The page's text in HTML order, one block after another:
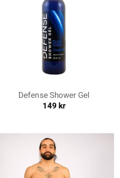
Defense Shower Gel
149kr